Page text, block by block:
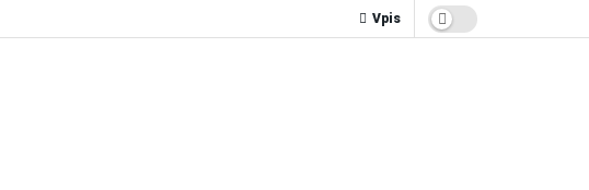
Vpis